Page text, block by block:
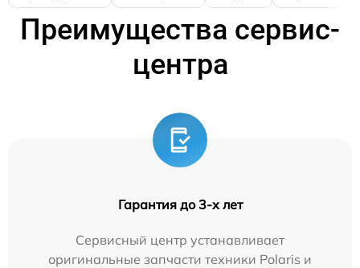
Преимущества сервис-
центра
Гарантия до 3-х лет
Сервисный центр устанавливает
оригинальные запчасти техники Polaris и